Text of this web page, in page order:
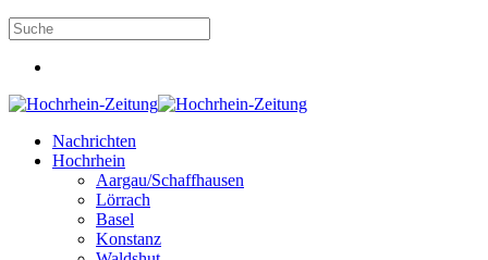
Nachrichten
Hochrhein
Aargau/Schaffhausen
Lörrach
Basel
Konstanz